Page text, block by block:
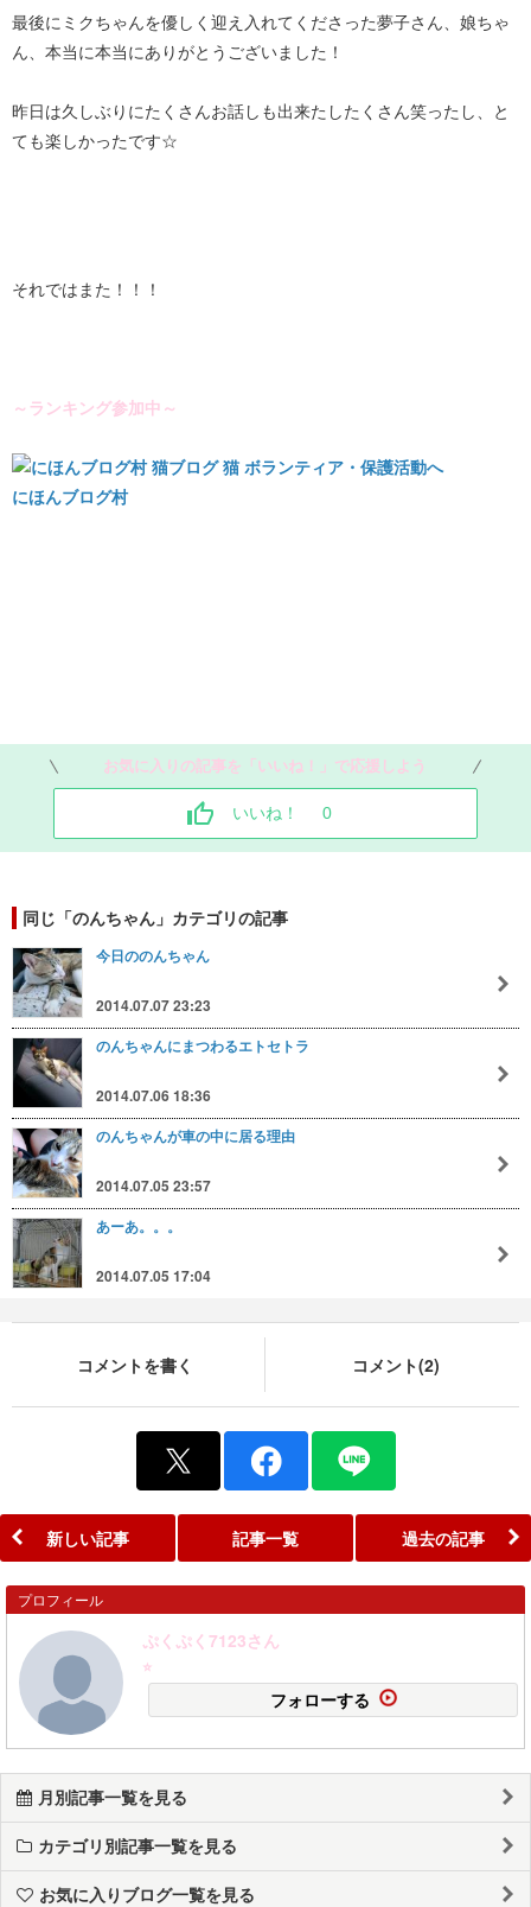
最後にミクちゃんを優しく迎え入れてくださった夢子さん、娘ちゃ
ん、本当に本当にありがとうございました！
昨日は久しぶりにたくさんお話しも出来たしたくさん笑ったし、と
ても楽しかったです☆
それではまた！！！
～ランキング参加中～
にほんブログ村
お気に入りの記事を「いいね！」で応援しよう
いいね！ 0
同じ「のんちゃん」カテゴリの記事
今日ののんちゃん
2014.07.07 23:23
のんちゃんにまつわるエトセトラ
2014.07.06 18:36
のんちゃんが車の中に居る理由
2014.07.05 23:57
あーあ。。。
2014.07.05 17:04
コメントを書く コメント(2)
新しい記事 記事一覧 過去の記事
プロフィール
ぷくぷく7123さん
⭐
フォローする
月別記事一覧を見る
カテゴリ別記事一覧を見る
お気に入りブログ一覧を見る